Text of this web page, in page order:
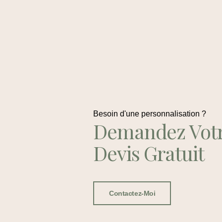
Besoin d'une personnalisation ?
Demandez
Devis Gratuit
Contactez-Moi